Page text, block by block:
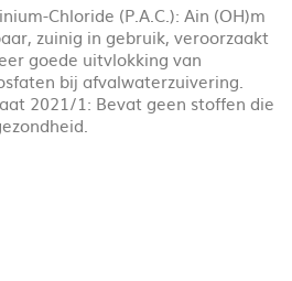
Chloride (P.A.C.): Ain (OH)m
zuinig in gebruik, veroorzaakt
goede uitvlokking van
bij afvalwaterzuivering.
2021/1: Bevat geen stoffen die